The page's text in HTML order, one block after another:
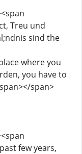
Treu und
sind the
where you
you have to
span>
few years,